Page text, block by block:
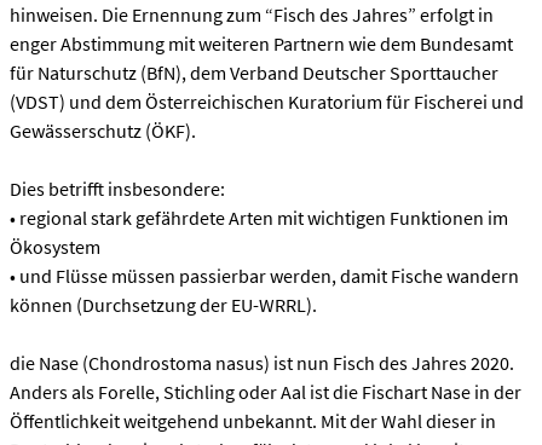
hinweisen. Die Ernennung zum “Fisch des Jahres” erfolgt in
enger Abstimmung mit weiteren Partnern wie dem Bundesamt
für Naturschutz (BfN), dem Verband Deutscher Sporttaucher
(VDST) und dem Österreichischen Kuratorium für Fischerei und
Gewässerschutz (ÖKF).
Dies betrifft insbesondere:
• regional stark gefährdete Arten mit wichtigen Funktionen im
Ökosystem
• und Flüsse müssen passierbar werden, damit Fische wandern
können (Durchsetzung der EU-WRRL).
die Nase (Chondrostoma nasus) ist nun Fisch des Jahres 2020.
Anders als Forelle, Stichling oder Aal ist die Fischart Nase in der
Öffentlichkeit weitgehend unbekannt. Mit der Wahl dieser in